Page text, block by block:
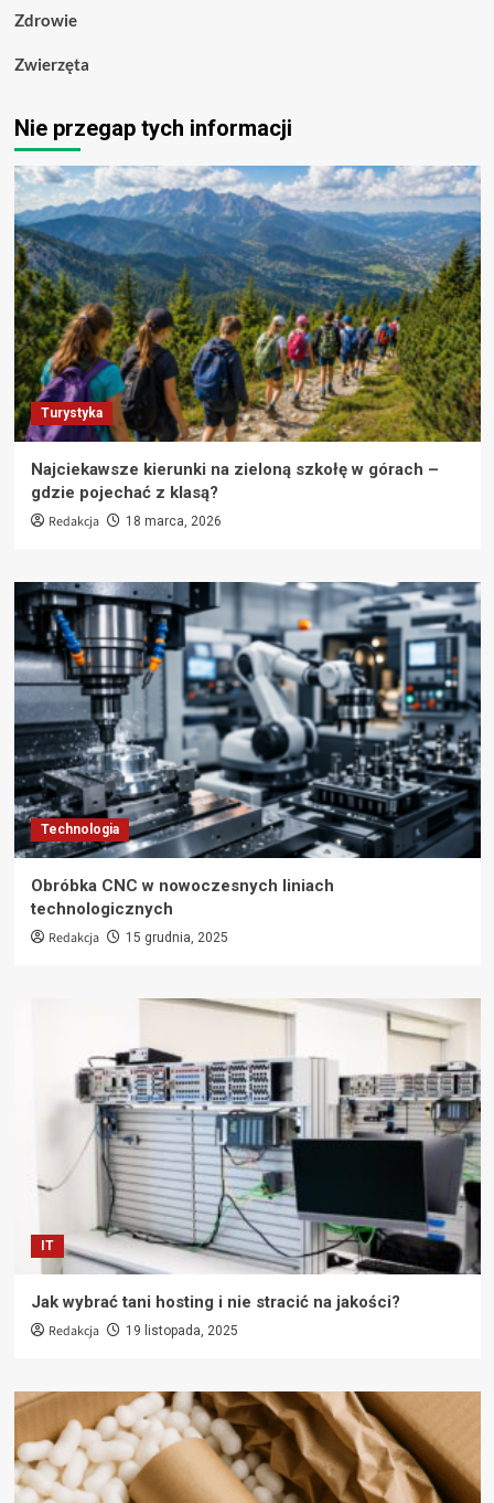
Zdrowie
Zwierzęta
Nie przegap tych informacji
Turystyka
Najciekawsze kierunki na zieloną szkołę w górach –
gdzie pojechać z klasą?
Redakcja 18 marca, 2026
Technologia
Obróbka CNC w nowoczesnych liniach
technologicznych
Redakcja 15 grudnia, 2025
IT
Jak wybrać tani hosting i nie stracić na jakości?
Redakcja 19 listopada, 2025